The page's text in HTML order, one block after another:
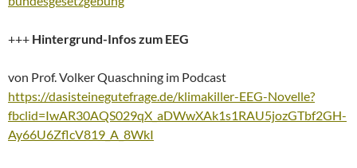
+++ Hintergrund-Infos zum EEG
von Prof. Volker Quaschning im Podcast
https://dasisteinegutefrage.de/klimakiller-EEG-Novelle?
fbclid=IwAR30AQS029qX_aDWwXAk1s1RAU5jozGTbf2GH-
Ay66U6ZflcV819_A_8WkI